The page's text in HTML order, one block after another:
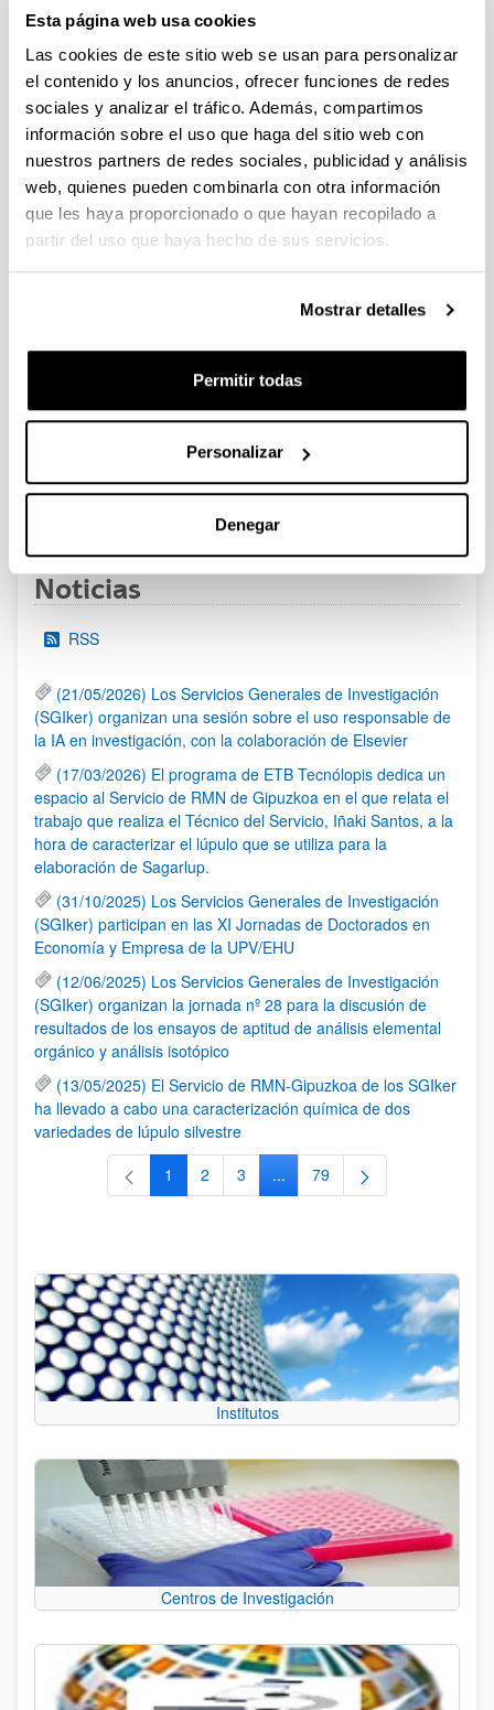
Esta página web usa cookies
Las cookies de este sitio web se usan para personalizar
el contenido y los anuncios, ofrecer funciones de redes
sociales y analizar el tráfico. Además, compartimos
información sobre el uso que haga del sitio web con
nuestros partners de redes sociales, publicidad y análisis
web, quienes pueden combinarla con otra información
que les haya proporcionado o que hayan recopilado a
partir del uso que haya hecho de sus servicios.
Mostrar detalles
Permitir todas
Personalizar
Denegar
2024
Sin trámite abierto (Plazo de presentación de solicitudes:
Se ha publicado la convocatoria
Convocatoria de ayudas predoctorales: Programa FPU 2024
Sin trámite abierto (Fecha de fin del plazo de presentación:
25/01/2024)
El plazo para la presentación de solicitudes finaliza el
Convocatoria de ayudas postdoctorales "Beatriz Galindo"
Sin trámite abierto (Fecha de fin del plazo de presentación:
El plazo de presentación de las “Expresiones de interés”
Páginas intermedias Use TAB para desplazarse.
Página
Noticias
RSS
(21/05/2026) Los Servicios Generales de Investigación
(SGIker) organizan una sesión sobre el uso responsable de
la IA en investigación, con la colaboración de Elsevier
(17/03/2026) El programa de ETB Tecnólopis dedica un
espacio al Servicio de RMN de Gipuzkoa en el que relata el
trabajo que realiza el Técnico del Servicio, Iñaki Santos, a la
hora de caracterizar el lúpulo que se utiliza para la
elaboración de Sagarlup.
(31/10/2025) Los Servicios Generales de Investigación
(SGIker) participan en las XI Jornadas de Doctorados en
Economía y Empresa de la UPV/EHU
(12/06/2025) Los Servicios Generales de Investigación
(SGIker) organizan la jornada nº 28 para la discusión de
resultados de los ensayos de aptitud de análisis elemental
orgánico y análisis isotópico
(13/05/2025) El Servicio de RMN-Gipuzkoa de los SGIker
ha llevado a cabo una caracterización química de dos
variedades de lúpulo silvestre
Página
1 Página
2 Página
3 ...Páginas intermedias Use TAB
Página
79
Institutos
Centros de Investigación